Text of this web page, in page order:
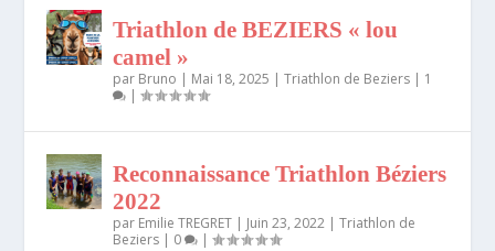
Triathlon de BEZIERS « lou
camel »
par Bruno Mai 18, 2025 |Triathlon de Beziers
1
|
Reconnaissance Triathlon Béziers
2022
par Emilie TREGRET Juin 23, 2022 |Triathlon de
Beziers
0 |